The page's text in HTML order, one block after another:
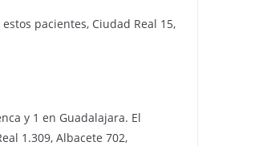
pacientes, Ciudad Real 15,
y 1 en Guadalajara. El
1.309, Albacete 702,